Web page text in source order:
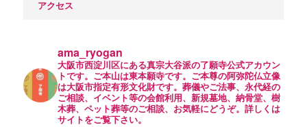
アクセス
ama_ryogan
大阪市西淀川区にある真宗大谷派の了願寺公式アカウン
トです。ご本山は東本願寺です。ご本尊の阿弥陀仏立像
は大阪市指定有形文化財です。葬儀やご法事、永代経の
ご相談、イベント等の会館利用、新規墓地、納骨堂、樹
木葬、ペット葬等のご相談、お気軽にどうぞ。詳しくは
サイトをご覧下さい。